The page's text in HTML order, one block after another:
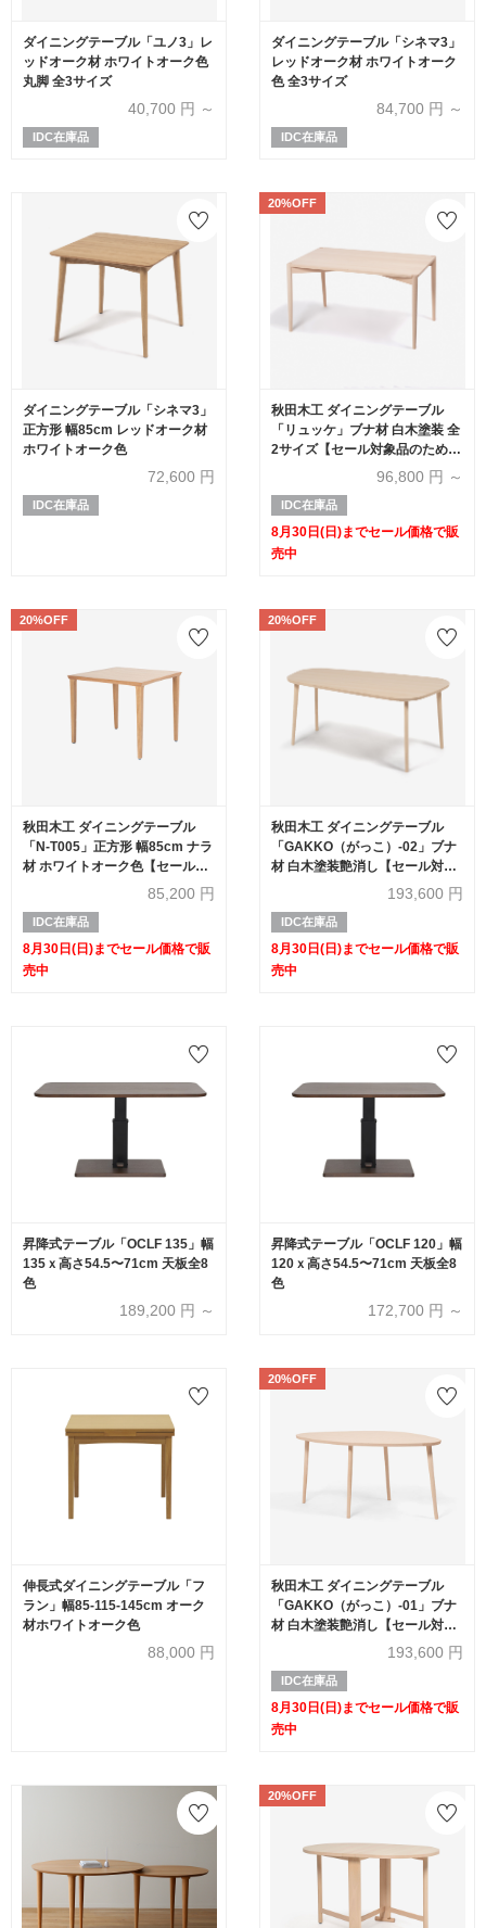
ダイニングテーブル「ユノ3」レ
ッドオーク材 ホワイトオーク色
丸脚 全3サイズ
40,700 円 ～
IDC在庫品
ダイニングテーブル「シネマ3」
レッドオーク材 ホワイトオーク
色 全3サイズ
84,700 円 ～
IDC在庫品
ダイニングテーブル「シネマ3」
正方形 幅85cm レッドオーク材
ホワイトオーク色
72,600 円
IDC在庫品
20%OFF
秋田木工 ダイニングテーブル
「リュッケ」ブナ材 白木塗装 全
2サイズ【セール対象品のため
96,800 円 ～
IDC在庫品
8月30日(日)までセール価格で販
売中
20%OFF
秋田木工 ダイニングテーブル
「N-T005」正方形 幅85cm ナラ
材 ホワイトオーク色【セール対
象品のため20%OFF】85,200 円
IDC在庫品
8月30日(日)までセール価格で販
売中
20%OFF
秋田木工 ダイニングテーブル
「GAKKO（がっこ）-02」ブナ
材 白木塗装艶消し【セール対象
193,600 円
IDC在庫品
8月30日(日)までセール価格で販
売中
昇降式テーブル「OCLF 135」幅
135ｘ高さ54.5〜71cm 天板全8
色
189,200 円 ～
昇降式テーブル「OCLF 120」幅
120ｘ高さ54.5〜71cm 天板全8
色
172,700 円 ～
伸長式ダイニングテーブル「フ
ラン」幅85-115-145cm オーク
材ホワイトオーク色
88,000 円
20%OFF
秋田木工 ダイニングテーブル
「GAKKO（がっこ）-01」ブナ
材 白木塗装艶消し【セール対象
193,600 円
IDC在庫品
8月30日(日)までセール価格で販
売中
20%OFF